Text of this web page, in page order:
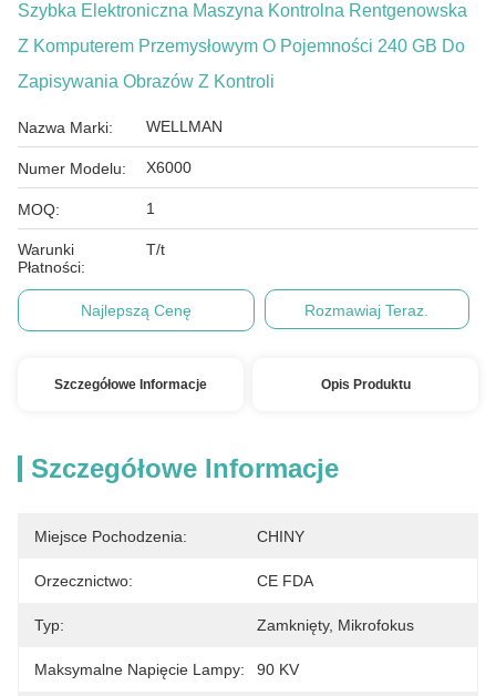
Szybka Elektroniczna Maszyna Kontrolna Rentgenowska
Z Komputerem Przemysłowym O Pojemności 240 GB Do
Zapisywania Obrazów Z Kontroli
Nazwa Marki: WELLMAN
Numer Modelu: X6000
MOQ: 1
Warunki
Płatności:
T/t
Najlepszą Cenę Rozmawiaj Teraz.
Szczegółowe Informacje Opis Produktu
Szczegółowe Informacje
Miejsce Pochodzenia: CHINY
Orzecznictwo: CE FDA
Typ: Zamknięty, Mikrofokus
Maksymalne Napięcie Lampy: 90 KV